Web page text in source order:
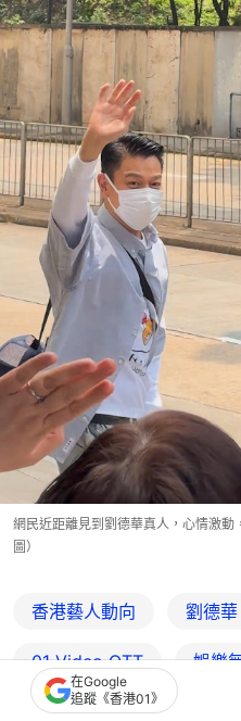
網民近距離見到劉德華真人，心情激
圖）
香港藝人動向 劉德華
01‌ ‌Video‌ ‌OTT 娛樂
在Google
追蹤《香港01》